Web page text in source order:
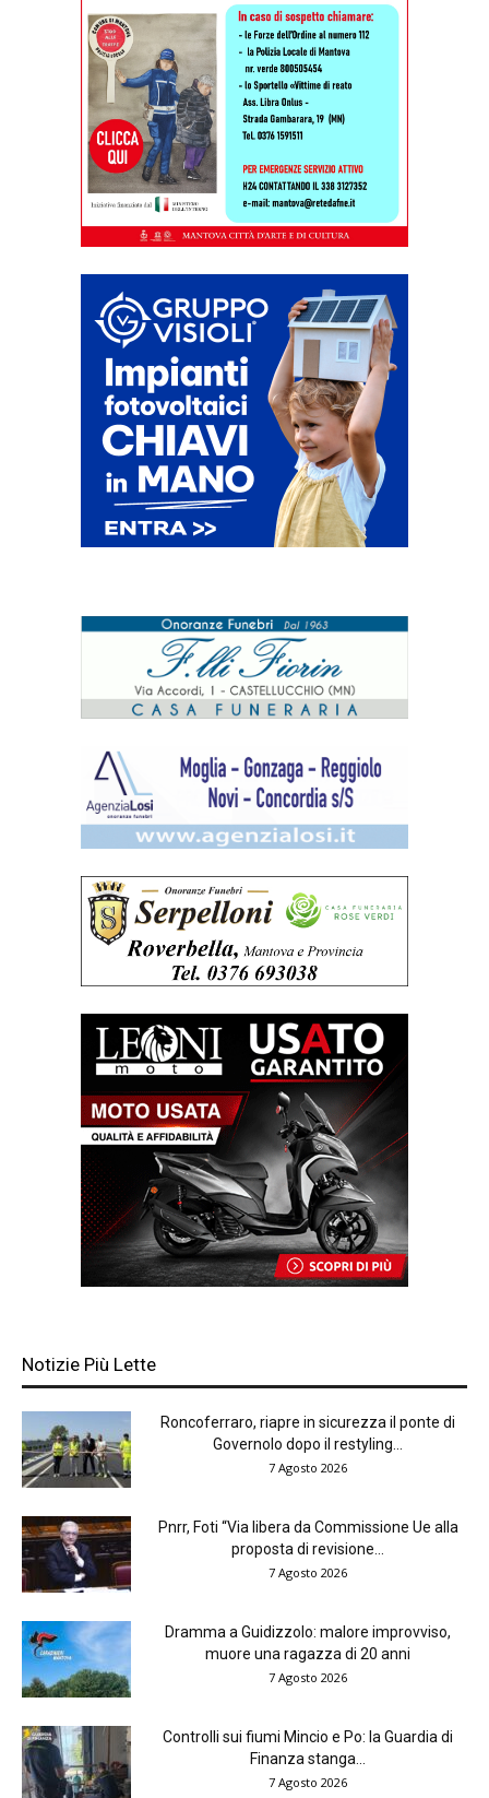
Notizie Più Lette
Roncoferraro, riapre in sicurezza il ponte di
Governolo dopo il restyling...
7 Agosto 2026
Pnrr, Foti “Via libera da Commissione Ue alla
proposta di revisione...
7 Agosto 2026
Dramma a Guidizzolo: malore improvviso,
muore una ragazza di 20 anni
7 Agosto 2026
Controlli sui fiumi Mincio e Po: la Guardia di
Finanza stanga...
7 Agosto 2026